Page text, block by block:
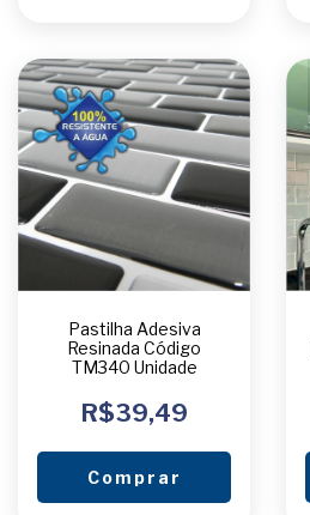
Pastilha Adesiva
Resinada Código
TM340 Unidade
R$39,49
Comprar